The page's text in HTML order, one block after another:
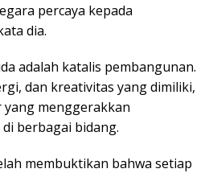
percaya kepada
dia.
adalah katalis pembangunan.
dan kreativitas yang dimiliki,
menggerakkan
berbagai bidang.
membuktikan bahwa setiap